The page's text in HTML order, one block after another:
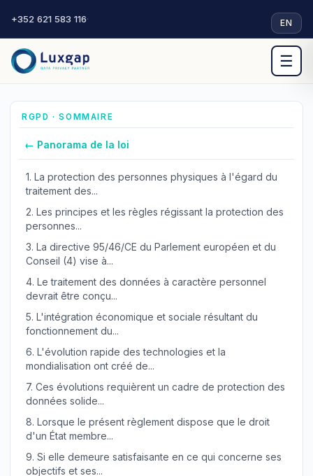
+352 621 583 116· EN
☰
RGPD · SOMMAIRE
← Panorama de la loi
1. La protection des personnes physiques à l'égard du
traitement des...
2. Les principes et les règles régissant la protection des
personnes...
3. La directive 95/46/CE du Parlement européen et du
Conseil (4) vise à...
4. Le traitement des données à caractère personnel
devrait être conçu...
5. L'intégration économique et sociale résultant du
fonctionnement du...
6. L'évolution rapide des technologies et la
mondialisation ont créé de...
7. Ces évolutions requièrent un cadre de protection des
données solide...
8. Lorsque le présent règlement dispose que le droit
d'un État membre...
9. Si elle demeure satisfaisante en ce qui concerne ses
objectifs et ses...